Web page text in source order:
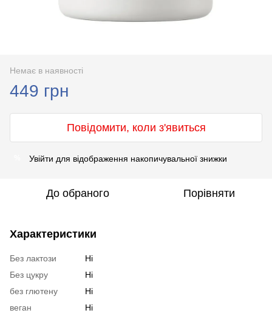
Немає в наявності
449 грн
Повідомити, коли з'явиться
Увійти для відображення накопичувальної знижки
До обраного Порівняти
Характеристики
Без лактози
Ні
Без цукру
Ні
без глютену
Ні
веган
Ні